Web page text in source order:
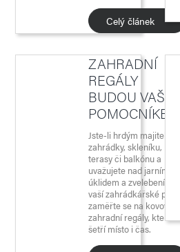
Celý článek
ZAHRADNÍ
REGÁLY
BUDOU VAŠÍM
POMOCNÍKEM
Jste-li hrdým majitelem
zahrádky, skleníku,
terasy či balkónu a
uvažujete nad jarním
úklidem a zvelebením
vaší zahrádkářské pýchy,
zaměřte se na kovové
zahradní regály, které
šetří místo i čas.